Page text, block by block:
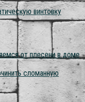
винтовку
от плесени в доме
сломанную